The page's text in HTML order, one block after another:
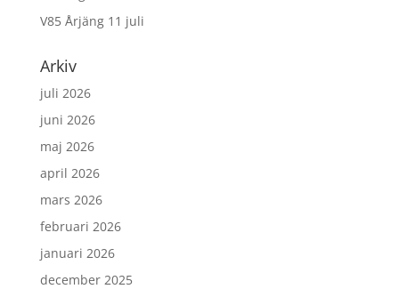
V85 Årjäng 11 juli
Arkiv
juli 2026
juni 2026
maj 2026
april 2026
mars 2026
februari 2026
januari 2026
december 2025